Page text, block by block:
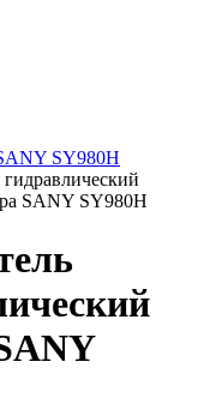
SY980H
SANY SY980H